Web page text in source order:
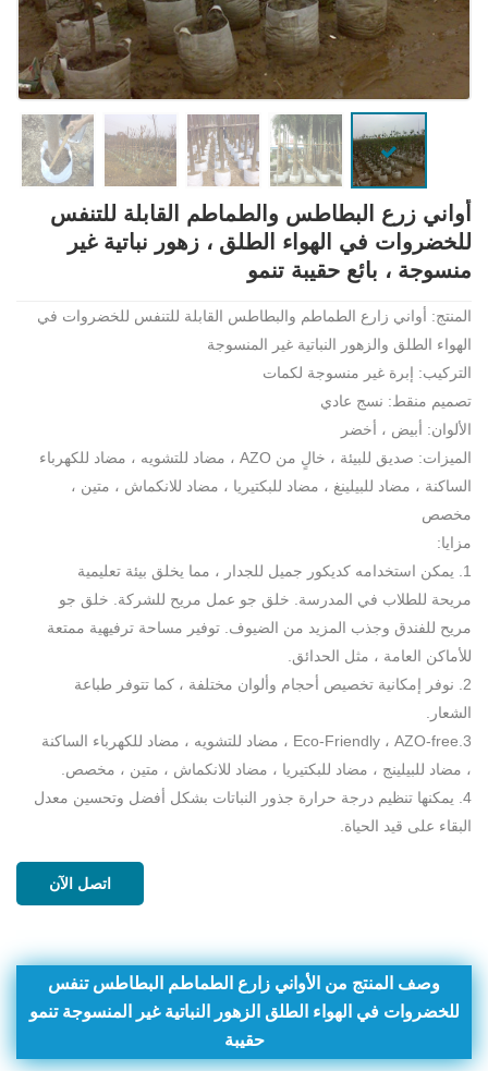
أواني زرع البطاطس والطماطم القابلة للتنفس
للخضروات في الهواء الطلق ، زهور نباتية غير
منسوجة ، بائع حقيبة تنمو
المنتج: أواني زارع الطماطم والبطاطس القابلة للتنفس للخضروات في
الهواء الطلق والزهور النباتية غير المنسوجة
التركيب: إبرة غير منسوجة لكمات
تصميم منقط: نسج عادي
الألوان: أبيض ، أخضر
الميزات: صديق للبيئة ، خالٍ من AZO ، مضاد للتشويه ، مضاد للكهرباء
الساكنة ، مضاد للبيلينغ ، مضاد للبكتيريا ، مضاد للانكماش ، متين ،
مخصص
مزايا:
1. يمكن استخدامه كديكور جميل للجدار ، مما يخلق بيئة تعليمية
مريحة للطلاب في المدرسة. خلق جو عمل مريح للشركة. خلق جو
مريح للفندق وجذب المزيد من الضيوف. توفير مساحة ترفيهية ممتعة
للأماكن العامة ، مثل الحدائق.
2. نوفر إمكانية تخصيص أحجام وألوان مختلفة ، كما تتوفر طباعة
الشعار.
3.Eco-Friendly ، AZO-free ، مضاد للتشويه ، مضاد للكهرباء الساكنة
، مضاد للبيلينج ، مضاد للبكتيريا ، مضاد للانكماش ، متين ، مخصص.
4. يمكنها تنظيم درجة حرارة جذور النباتات بشكل أفضل وتحسين معدل
البقاء على قيد الحياة.
اتصل الآن
وصف المنتج من الأواني زارع الطماطم البطاطس تنفس
للخضروات في الهواء الطلق الزهور النباتية غير المنسوجة تنمو
حقيبة